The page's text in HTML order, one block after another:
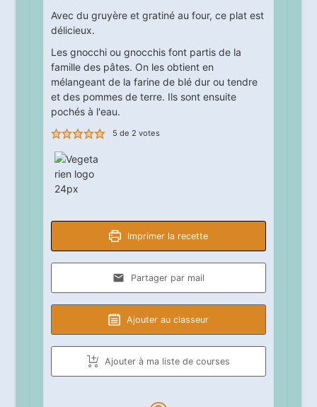
Avec du gruyère et gratiné au four, ce plat est
délicieux.
Les gnocchi ou gnocchis font partis de la
famille des pâtes. On les obtient en
mélangeant de la farine de blé dur ou tendre
et des pommes de terre. Ils sont ensuite
pochés à l'eau.
5 de 2 votes
Imprimer la recette
Partager par mail
Ajouter au classeur
Ajouter à ma liste de courses